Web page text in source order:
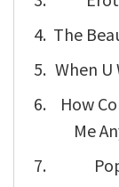
The
When U
How
Me